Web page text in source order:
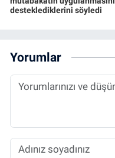
desteklediklerini söyledi
Yorumlar